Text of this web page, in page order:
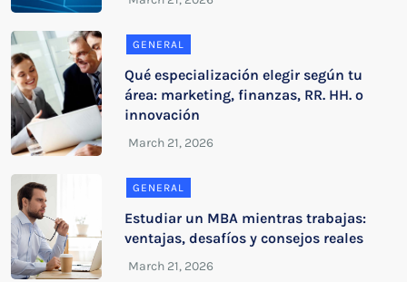
GENERAL
Qué especialización elegir según tu
área: marketing, finanzas, RR. HH. o
innovación
GENERAL
Estudiar un MBA mientras trabajas:
ventajas, desafíos y consejos reales